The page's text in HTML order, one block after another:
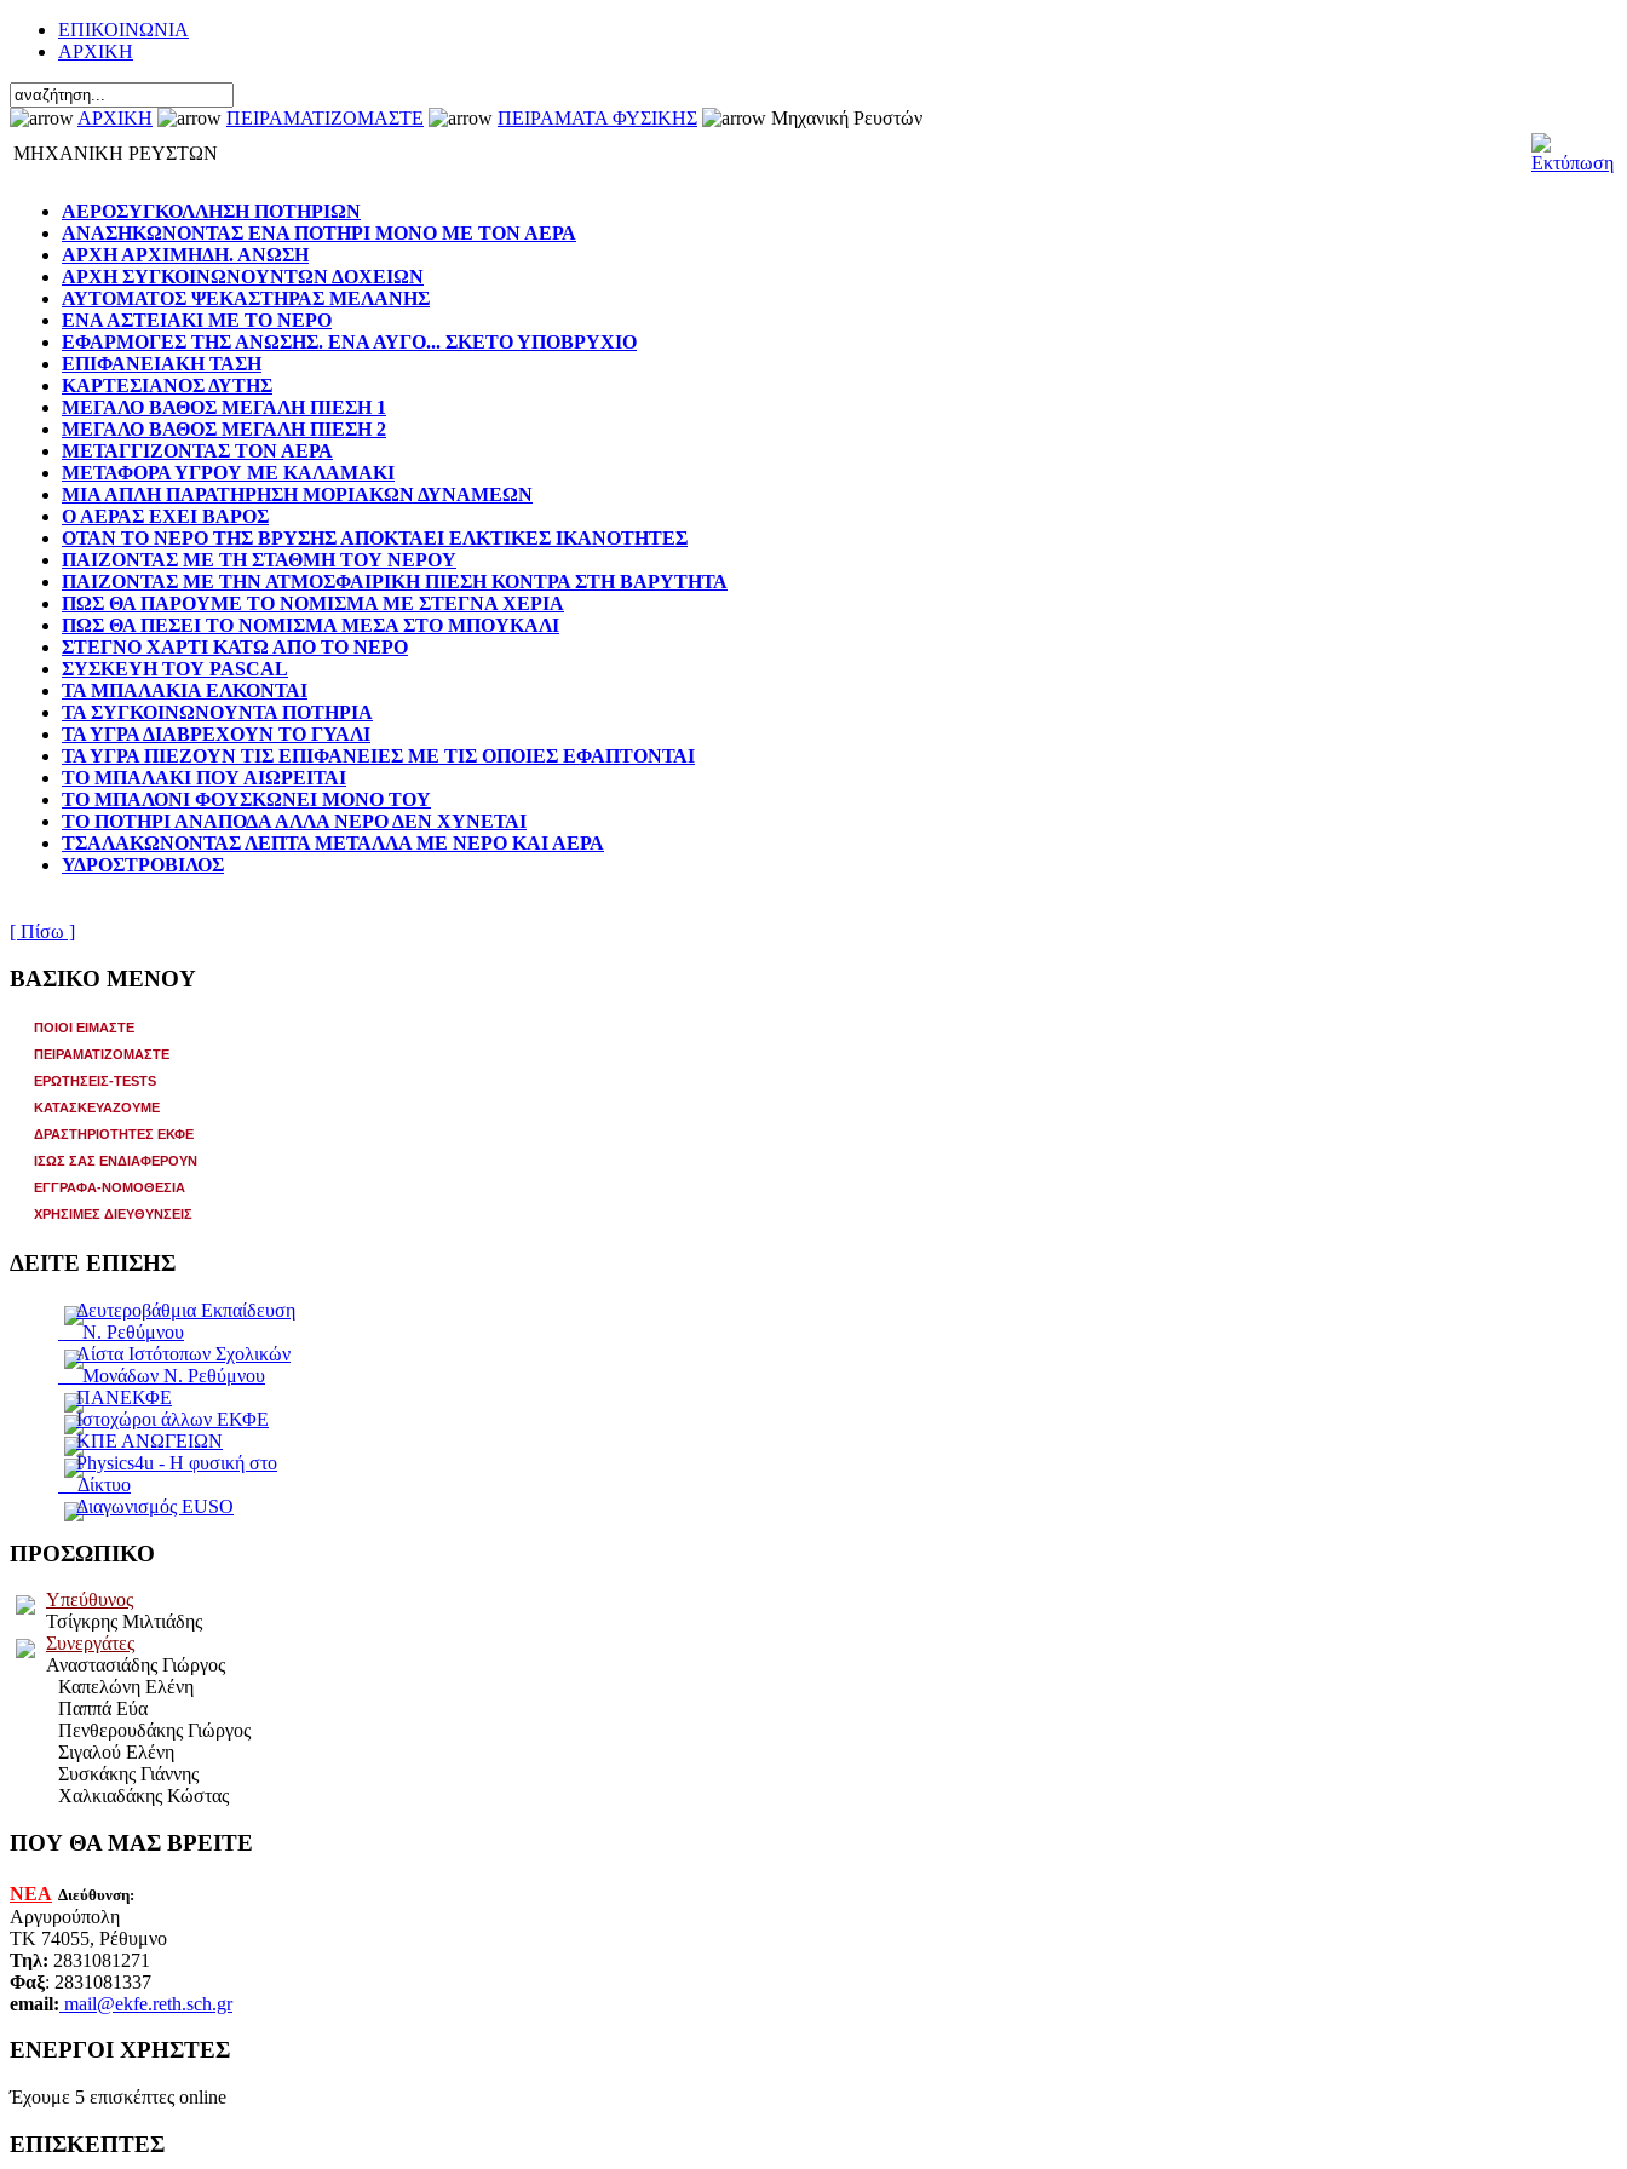
ΕΠΙΚΟΙΝΩΝΙΑ
ΑΡΧΙΚΗ
ΑΡΧΙΚΗ ΠΕΙΡΑΜΑΤΙΖΟΜΑΣΤΕ ΠΕΙΡΑΜΑΤΑ ΦΥΣΙΚΗΣ
Μηχανική Ρευστών
ΜΗΧΑΝΙΚΗ ΡΕΥΣΤΩΝ
ΑΕΡΟΣΥΓΚΟΛΛΗΣΗ ΠΟΤΗΡΙΩΝ
ΑΝΑΣΗΚΩΝΟΝΤΑΣ ΕΝΑ ΠΟΤΗΡΙ ΜΟΝΟ ΜΕ ΤΟΝ ΑΕΡΑ
ΑΡΧΗ ΑΡΧΙΜΗΔΗ. ΑΝΩΣΗ
ΑΡΧΗ ΣΥΓΚΟΙΝΩΝΟΥΝΤΩΝ ΔΟΧΕΙΩΝ
ΑΥΤΟΜΑΤΟΣ ΨΕΚΑΣΤΗΡΑΣ ΜΕΛΑΝΗΣ
ΕΝΑ ΑΣΤΕΙΑΚΙ ΜΕ ΤΟ ΝΕΡΟ
ΕΦΑΡΜΟΓΕΣ ΤΗΣ ΑΝΩΣΗΣ. ΕΝΑ ΑΥΓΟ... ΣΚΕΤΟ ΥΠΟΒΡΥΧΙΟ
ΕΠΙΦΑΝΕΙΑΚΗ ΤΑΣΗ
ΚΑΡΤΕΣΙΑΝΟΣ ΔΥΤΗΣ
ΜΕΓΑΛΟ ΒΑΘΟΣ ΜΕΓΑΛΗ ΠΙΕΣΗ 1
ΜΕΓΑΛΟ ΒΑΘΟΣ ΜΕΓΑΛΗ ΠΙΕΣΗ 2
ΜΕΤΑΓΓΙΖΟΝΤΑΣ ΤΟΝ ΑΕΡΑ
ΜΕΤΑΦΟΡΑ ΥΓΡΟΥ ΜΕ ΚΑΛΑΜΑΚΙ
ΜΙΑ ΑΠΛΗ ΠΑΡΑΤΗΡΗΣΗ ΜΟΡΙΑΚΩΝ ΔΥΝΑΜΕΩΝ
Ο ΑΕΡΑΣ ΕΧΕΙ ΒΑΡΟΣ
ΟΤΑΝ ΤΟ ΝΕΡΟ ΤΗΣ ΒΡΥΣΗΣ ΑΠΟΚΤΑΕΙ ΕΛΚΤΙΚΕΣ ΙΚΑΝΟΤΗΤΕΣ
ΠΑΙΖΟΝΤΑΣ ΜΕ ΤΗ ΣΤΑΘΜΗ ΤΟΥ ΝΕΡΟΥ
ΠΑΙΖΟΝΤΑΣ ΜΕ ΤΗΝ ΑΤΜΟΣΦΑΙΡΙΚΗ ΠΙΕΣΗ ΚΟΝΤΡΑ ΣΤΗ ΒΑΡΥΤΗΤΑ
ΠΩΣ ΘΑ ΠΑΡΟΥΜΕ ΤΟ ΝΟΜΙΣΜΑ ΜΕ ΣΤΕΓΝΑ ΧΕΡΙΑ
ΠΩΣ ΘΑ ΠΕΣΕΙ ΤΟ ΝΟΜΙΣΜΑ ΜΕΣΑ ΣΤΟ ΜΠΟΥΚΑΛΙ
ΣΤΕΓΝΟ ΧΑΡΤΙ ΚΑΤΩ ΑΠΟ ΤΟ ΝΕΡΟ
ΣΥΣΚΕΥΗ ΤΟΥ PASCAL
ΤΑ ΜΠΑΛΑΚΙΑ ΕΛΚΟΝΤΑΙ
ΤΑ ΣΥΓΚΟΙΝΩΝΟΥΝΤΑ ΠΟΤΗΡΙΑ
ΤΑ ΥΓΡΑ ΔΙΑΒΡΕΧΟΥΝ ΤΟ ΓΥΑΛΙ
ΤΑ ΥΓΡΑ ΠΙΕΖΟΥΝ ΤΙΣ ΕΠΙΦΑΝΕΙΕΣ ΜΕ ΤΙΣ ΟΠΟΙΕΣ ΕΦΑΠΤΟΝΤΑΙ
ΤΟ ΜΠΑΛΑΚΙ ΠΟΥ ΑΙΩΡΕΙΤΑΙ
ΤΟ ΜΠΑΛΟΝΙ ΦΟΥΣΚΩΝΕΙ ΜΟΝΟ ΤΟΥ
ΤΟ ΠΟΤΗΡΙ ΑΝΑΠΟΔΑ ΑΛΛΑ ΝΕΡΟ ΔΕΝ ΧΥΝΕΤΑΙ
ΤΣΑΛΑΚΩΝΟΝΤΑΣ ΛΕΠΤΑ ΜΕΤΑΛΛΑ ΜΕ ΝΕΡΟ ΚΑΙ ΑΕΡΑ
ΥΔΡΟΣΤΡΟΒΙΛΟΣ
[ Πίσω ]
ΒΑΣΙΚΟ ΜΕΝΟΥ
ΠΟΙΟΙ ΕΙΜΑΣΤΕ
ΠΕΙΡΑΜΑΤΙΖΟΜΑΣΤΕ
ΕΡΩΤΗΣΕΙΣ-TESTS
ΚΑΤΑΣΚΕΥΑΖΟΥΜΕ
ΔΡΑΣΤΗΡΙΟΤΗΤΕΣ ΕΚΦΕ
ΙΣΩΣ ΣΑΣ ΕΝΔΙΑΦΕΡΟΥΝ
ΕΓΓΡΑΦΑ-ΝΟΜΟΘΕΣΙΑ
ΧΡΗΣΙΜΕΣ ΔΙΕΥΘΥΝΣΕΙΣ
ΔΕΙΤΕ ΕΠΙΣΗΣ
Δευτεροβάθμια Εκπαίδευση
Ν. Ρεθύμνου
Λίστα Ιστότοπων Σχολικών
Μονάδων Ν. Ρεθύμνου
ΠΑΝΕΚΦΕ
Ιστοχώροι άλλων ΕΚΦΕ
ΚΠΕ ΑΝΩΓΕΙΩΝ
Physics4u - Η φυσική στο
Δίκτυο
Διαγωνισμός EUSO
ΠΡΟΣΩΠΙΚΟ
Υπεύθυνος
Τσίγκρης Μιλτιάδης
Συνεργάτες
Αναστασιάδης Γιώργος
Καπελώνη Ελένη
Παππά Εύα
	  Πενθερουδ
άκης Γιώργος
Σιγαλού Ελένη
Συσκάκης Γιάννης
Χαλκιαδάκης Κώστας
ΠΟΥ ΘΑ ΜΑΣ ΒΡΕΙΤΕ
ΝΕΑ Διεύθυνση:
Αργυρούπολη
ΤΚ 74055, Ρέθυμνο
Τηλ: 2831081271
Φαξ: 2831081337
email: mail@ekfe.reth.sch.gr
ΕΝΕΡΓΟΙ ΧΡΗΣΤΕΣ
Έχουμε 5 επισκέπτες online
ΕΠΙΣΚΕΠΤΕΣ